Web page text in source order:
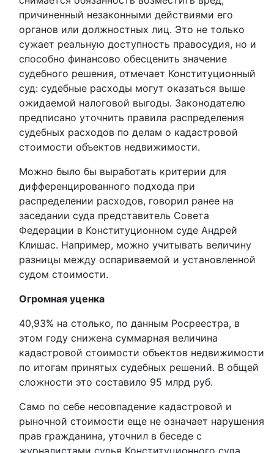
причиненный незаконными действиями его
органов или должностных лиц. Это не только
сужает реальную доступность правосудия, но и
способно финансово обесценить значение
судебного решения, отмечает Конституционный
суд: судебные расходы могут оказаться выше
ожидаемой налоговой выгоды. Законодателю
предписано уточнить правила распределения
судебных расходов по делам о кадастровой
стоимости объектов недвижимости.
Можно было бы выработать критерии для
дифференцированного подхода при
распределении расходов, говорил ранее на
заседании суда представитель Совета
Федерации в Конституционном суде Андрей
Клишас. Например, можно учитывать величину
разницы между оспариваемой и установленной
судом стоимости.
Огромная уценка
40,93% на столько, по данным Росреестра, в
этом году снижена суммарная величина
кадастровой стоимости объектов недвижимости
по итогам принятых судебных решений. В общей
сложности это составило 95 млрд руб.
Само по себе несовпадение кадастровой и
рыночной стоимости еще не означает нарушения
прав гражданина, уточнил в беседе с
журналистами судья Конституционного суда